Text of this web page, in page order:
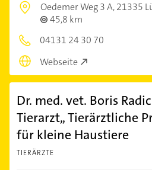
Oedemer Weg 3 A,21335
45,8 km
04131 24 30 70
Webseite
Dr. med. vet. Boris
Tierarzt,, Tierärztliche
für kleine Haustiere
TIERÄRZTE